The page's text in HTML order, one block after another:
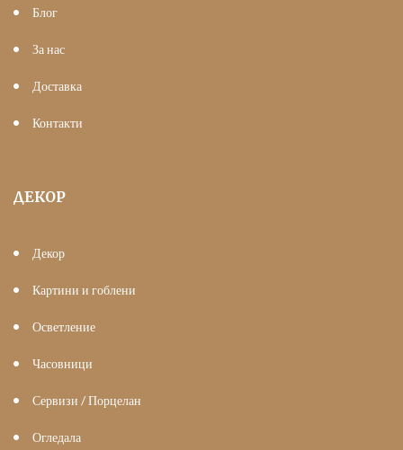
Блог
За нас
Доставка
Контакти
ДЕКОР
Декор
Картини и гоблени
Осветление
Часовници
Сервизи / Порцелан
Огледала